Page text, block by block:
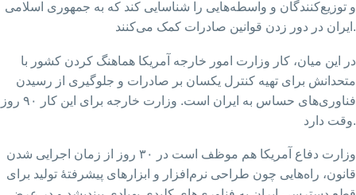
و توزیع‌کنندگان و واسطه‌هایی را شناسایی کند که به جمهوری اسلامی
ایران در دور زدن قوانین صادرات کمک می‌کنند.
در این میان، کار وزارت امور خارجه آمریکا هماهنگ کردن کشور با
متحدانش برای تهیه کنترل یکسان بر صادرات و جلوگیری از رسیدن
فناوری‌های حساس به ایران است. وزارت خارجه برای این کار ۹۰ روز
وقت دارد.
وزارت دفاع آمریکا هم موظف است در ۳۰ روز از زمان اجرایی شدن
قانون، راه‌هایی چون طراحی نرم‌افزار و ابزارهای پیشرفتهٔ تولید برای